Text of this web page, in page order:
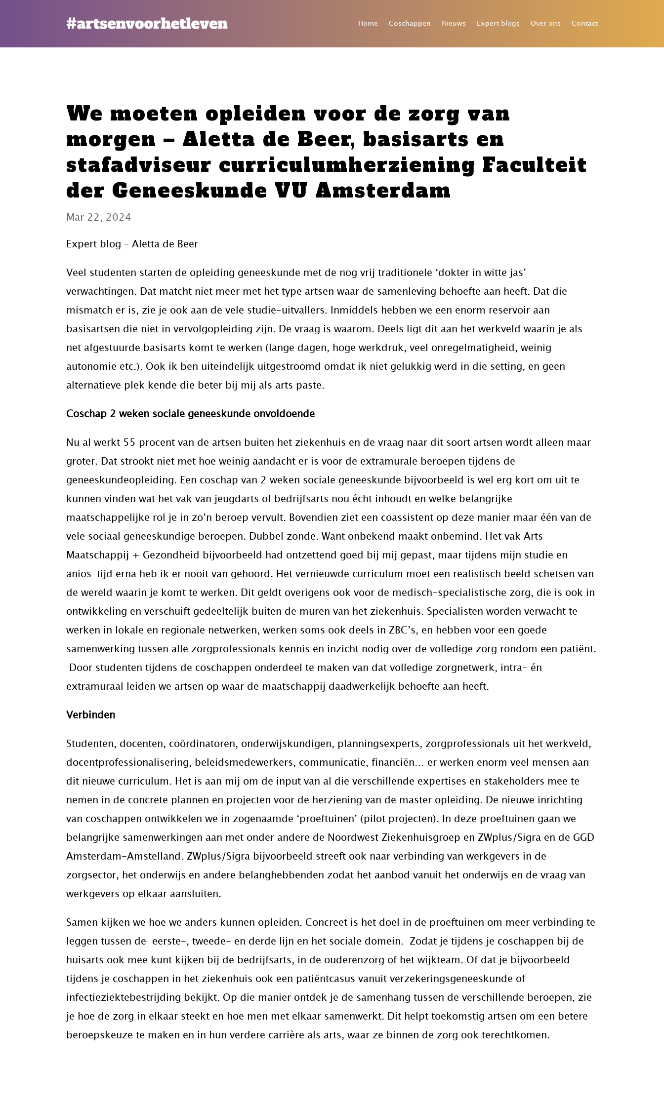
Home Coschappen Nieuws Expert blogs Over ons Contact
We moeten opleiden voor de zorg van
morgen – Aletta de Beer, basisarts en
stafadviseur curriculumherziening Faculteit
der Geneeskunde VU Amsterdam
Mar 22, 2024
Expert blog – Aletta de Beer
Veel studenten starten de opleiding geneeskunde met de nog vrij traditionele ‘dokter in witte jas’
verwachtingen. Dat matcht niet meer met het type artsen waar de samenleving behoefte aan heeft. Dat die
mismatch er is, zie je ook aan de vele studie-uitvallers. Inmiddels hebben we een enorm reservoir aan
basisartsen die niet in vervolgopleiding zijn. De vraag is waarom. Deels ligt dit aan het werkveld waarin je als
net afgestuurde basisarts komt te werken (lange dagen, hoge werkdruk, veel onregelmatigheid, weinig
autonomie etc.). Ook ik ben uiteindelijk uitgestroomd omdat ik niet gelukkig werd in die setting, en geen
alternatieve plek kende die beter bij mij als arts paste.
Coschap 2 weken sociale geneeskunde onvoldoende
Nu al werkt 55 procent van de artsen buiten het ziekenhuis en de vraag naar dit soort artsen wordt alleen maar
groter. Dat strookt niet met hoe weinig aandacht er is voor de extramurale beroepen tijdens de
geneeskundeopleiding. Een coschap van 2 weken sociale geneeskunde bijvoorbeeld is wel erg kort om uit te
kunnen vinden wat het vak van jeugdarts of bedrijfsarts nou écht inhoudt en welke belangrijke
maatschappelijke rol je in zo’n beroep vervult. Bovendien ziet een coassistent op deze manier maar één van de
vele sociaal geneeskundige beroepen. Dubbel zonde. Want onbekend maakt onbemind. Het vak Arts
Maatschappij + Gezondheid bijvoorbeeld had ontzettend goed bij mij gepast, maar tijdens mijn studie en
anios-tijd erna heb ik er nooit van gehoord. Het vernieuwde curriculum moet een realistisch beeld schetsen van
de wereld waarin je komt te werken. Dit geldt overigens ook voor de medisch-specialistische zorg, die is ook in
ontwikkeling en verschuift gedeeltelijk buiten de muren van het ziekenhuis. Specialisten worden verwacht te
werken in lokale en regionale netwerken, werken soms ook deels in ZBC’s, en hebben voor een goede
samenwerking tussen alle zorgprofessionals kennis en inzicht nodig over de volledige zorg rondom een patiënt.
Door studenten tijdens de coschappen onderdeel te maken van dat volledige zorgnetwerk, intra- én
extramuraal leiden we artsen op waar de maatschappij daadwerkelijk behoefte aan heeft.
Verbinden
Studenten, docenten, coördinatoren, onderwijskundigen, planningsexperts, zorgprofessionals uit het werkveld,
docentprofessionalisering, beleidsmedewerkers, communicatie, financiën… er werken enorm veel mensen aan
dit nieuwe curriculum. Het is aan mij om de input van al die verschillende expertises en stakeholders mee te
nemen in de concrete plannen en projecten voor de herziening van de master opleiding. De nieuwe inrichting
van coschappen ontwikkelen we in zogenaamde ‘proeftuinen’ (pilot projecten). In deze proeftuinen gaan we
belangrijke samenwerkingen aan met onder andere de Noordwest Ziekenhuisgroep en ZWplus/Sigra en de GGD
Amsterdam-Amstelland. ZWplus/Sigra bijvoorbeeld streeft ook naar verbinding van werkgevers in de
zorgsector, het onderwijs en andere belanghebbenden zodat het aanbod vanuit het onderwijs en de vraag van
werkgevers op elkaar aansluiten.
Samen kijken we hoe we anders kunnen opleiden. Concreet is het doel in de proeftuinen om meer verbinding te
leggen tussen de eerste-, tweede- en derde lijn en het sociale domein. Zodat je tijdens je coschappen bij de
huisarts ook mee kunt kijken bij de bedrijfsarts, in de ouderenzorg of het wijkteam. Of dat je bijvoorbeeld
tijdens je coschappen in het ziekenhuis ook een patiëntcasus vanuit verzekeringsgeneeskunde of
infectieziektebestrijding bekijkt. Op die manier ontdek je de samenhang tussen de verschillende beroepen, zie
je hoe de zorg in elkaar steekt en hoe men met elkaar samenwerkt. Dit helpt toekomstig artsen om een betere
beroepskeuze te maken en in hun verdere carrière als arts, waar ze binnen de zorg ook terechtkomen.